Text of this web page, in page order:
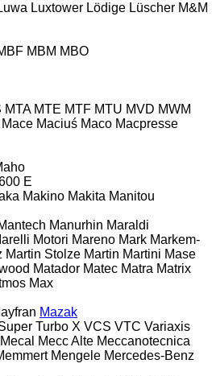
Luxtower Lödige Lüscher M&M
MBM MBO
MTA MTE MTF MTU MVD MWM
Mace Maciuś Maco Macpresse
E
Makino Makita Manitou
Manurhin Maraldi
Motori Mareno Mark Markem-
Martin Stolze Martin Martini Mase
Matador Matec Matra Matrix
Max
Mazak
Turbo X VCS VTC Variaxis
Mecal Mecc Alte Meccanotecnica
Mengele Mercedes-Benz